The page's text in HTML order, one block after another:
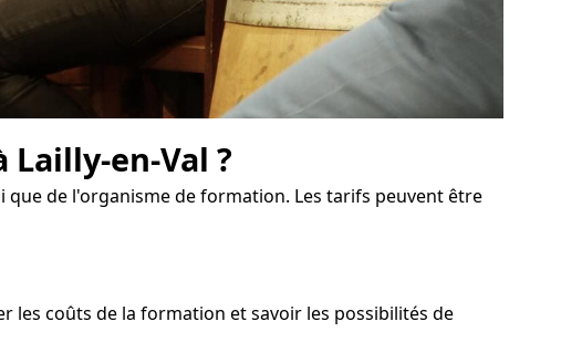
en-Val ?
de l'organisme de formation. Les tarifs peuvent être
les coûts de la formation et savoir les possibilités de